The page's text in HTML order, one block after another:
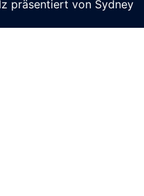
präsentiert von Sydney